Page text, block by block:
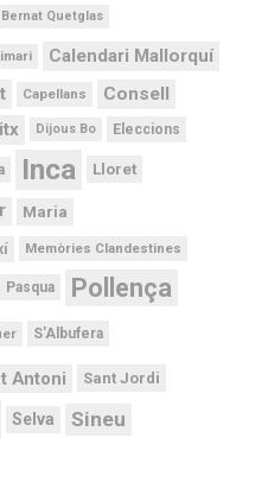
Bernat Quetglas
Calendari Mallorquí
Capellans Consell
Dijous Bo Eleccions
Inca Lloret
Maria
Memòries Clandestines
Pasqua Pollença
S'Albufera
Antoni Sant Jordi
Selva Sineu